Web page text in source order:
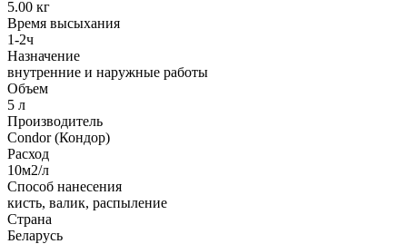
5.00 кг
Время высыхания
1-2ч
Назначение
внутренние и наружные работы
Объем
5 л
Производитель
Condor (Кондор)
Расход
10м2/л
Способ нанесения
кисть, валик, распыление
Страна
Беларусь